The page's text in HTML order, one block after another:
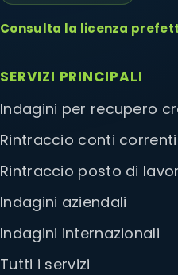
Consulta la licenza
SERVIZI PRINCIPALI
Indagini per recupero
Rintraccio conti correnti
Rintraccio posto di
Indagini aziendali
Indagini internazionali
Tutti i servizi